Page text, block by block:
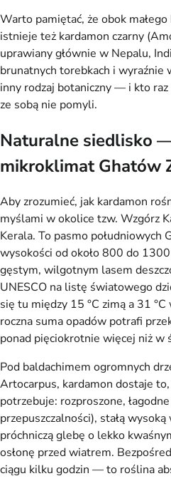
Warto pamiętać, że obok
istnieje też kardamon czarny
uprawiany głównie w Nepalu,
brunatnych torebkach i wyraźnie
inny rodzaj botaniczny — i kto
ze sobą nie pomyli.
Naturalne siedlisko
mikroklimat Ghatów
Aby zrozumieć, jak kardamon
myślami w okolice tzw. Wzgórz
Kerala. To pasmo południowych
wysokości od około 800 do
gęstym, wilgotnym lasem
UNESCO na listę światowego
się tu między 15 °C zimą a 31
roczna suma opadów potrafi
ponad pięciokrotnie więcej niż w
Pod baldachimem ogromnych
Artocarpus, kardamon dostaje
potrzebuje: rozproszone,
przepuszczalności), stałą
próchniczą glebę o lekko
osłonę przed wiatrem.
ciągu kilku godzin — to roślina